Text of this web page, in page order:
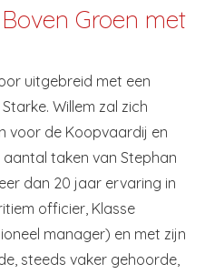
Groen met
uitgebreid met een
Willem zal zich
voor de Koopvaardij en
taken van Stephan
dan 20 jaar ervaring in
officier, Klasse
manager) en met zijn
steeds vaker gehoorde,